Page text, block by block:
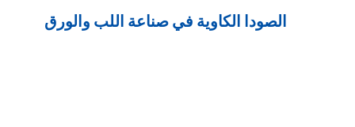
الصودا الكاوية في صناعة اللب والورق